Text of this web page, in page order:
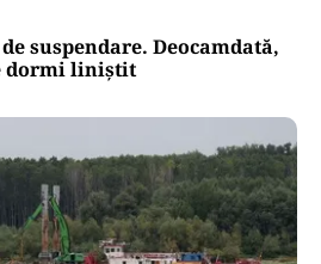
suspendare. Deocamdată,
dormi liniștit